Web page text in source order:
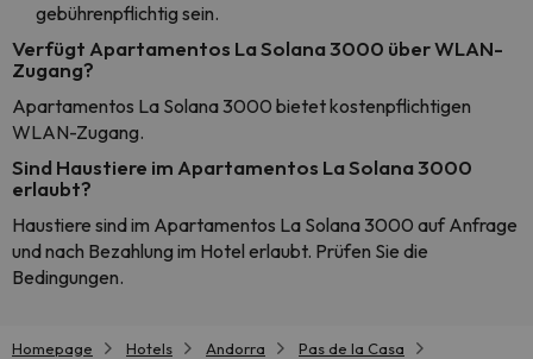
gebührenpflichtig sein.
Verfügt Apartamentos La Solana 3000 über WLAN-
Zugang?
Apartamentos La Solana 3000 bietet kostenpflichtigen
WLAN-Zugang.
Sind Haustiere im Apartamentos La Solana 3000
erlaubt?
Haustiere sind im Apartamentos La Solana 3000 auf Anfrage
und nach Bezahlung im Hotel erlaubt. Prüfen Sie die
Bedingungen.
Homepage Hotels Andorra
Pas de la Casa